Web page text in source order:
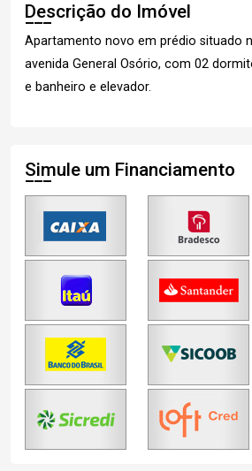
Descrição do Imóvel
Apartamento novo em prédio situado
avenida General Osório, com 02
e banheiro e elevador.
Simule um Financiamento